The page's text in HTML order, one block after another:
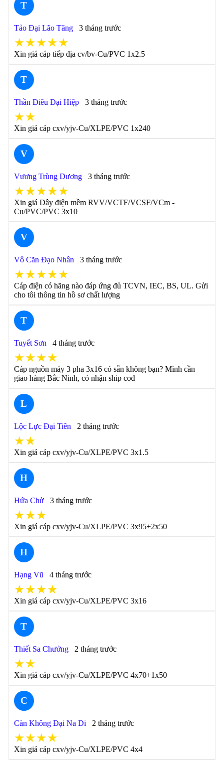
T
Tảo Đại Lão Tăng 3 tháng trước
★★★★★
Xin giá cáp tiếp địa cv/bv-Cu/PVC 1x2.5
T
Thần Điêu Đại Hiệp 3 tháng trước
★★
Xin giá cáp cxv/yjv-Cu/XLPE/PVC 1x240
V
Vương Trùng Dương 3 tháng trước
★★★★★
Xin giá Dây điện mềm RVV/VCTF/VCSF/VCm -
Cu/PVC/PVC 3x10
V
Vô Căn Đạo Nhân 3 tháng trước
★★★★★
Cáp điện có hãng nào đáp ứng đủ TCVN, IEC, BS, UL. Gửi
cho tôi thông tin hồ sơ chất lượng
T
Tuyết Sơn 4 tháng trước
★★★★
Cáp nguồn máy 3 pha 3x16 có sẵn không bạn? Mình cần
giao hàng Bắc Ninh, có nhận ship cod
L
Lộc Lực Đại Tiên 2 tháng trước
★★
Xin giá cáp cxv/yjv-Cu/XLPE/PVC 3x1.5
H
Hứa Chử 3 tháng trước
★★★
Xin giá cáp cxv/yjv-Cu/XLPE/PVC 3x95+2x50
H
Hạng Vũ 4 tháng trước
★★★★
Xin giá cáp cxv/yjv-Cu/XLPE/PVC 3x16
T
Thiết Sa Chưởng 2 tháng trước
★★
Xin giá cáp cxv/yjv-Cu/XLPE/PVC 4x70+1x50
C
Càn Không Đại Na Di 2 tháng trước
★★★★
Xin giá cáp cxv/yjv-Cu/XLPE/PVC 4x4